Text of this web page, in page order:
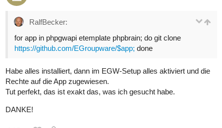
RalfBecker:
for app in phpgwapi etemplate phpbrain; do git clone
https://github.com/EGroupware/$app; done
Habe alles installiert, dann im EGW-Setup alles aktiviert und die
Rechte auf die App zugewiesen.
Tut perfekt, das ist exakt das, was ich gesucht habe.
DANKE!